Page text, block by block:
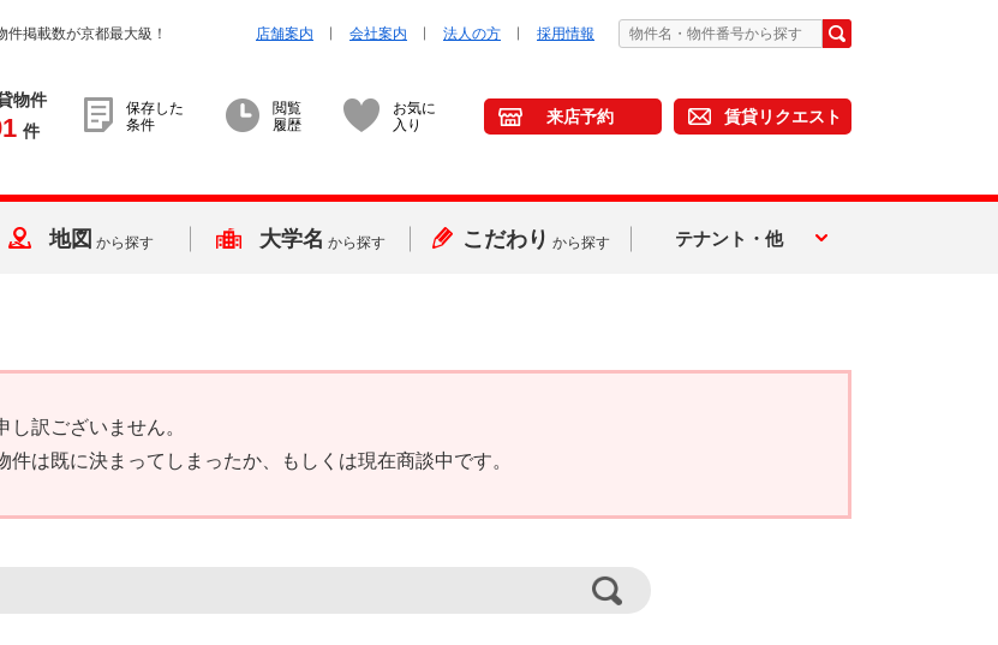
掲載数が京都最大級！ 店舗案内 会社案内 法人の方 採用情報
物件
件
保存した
条件
閲覧
履歴
お気に
入り
来店予約 賃貸リクエスト
地図 から探す 大学名 から探す こだわり から探す テナント・他
し訳ございません。
件は既に決まってしまったか、もしくは現在商談中です。